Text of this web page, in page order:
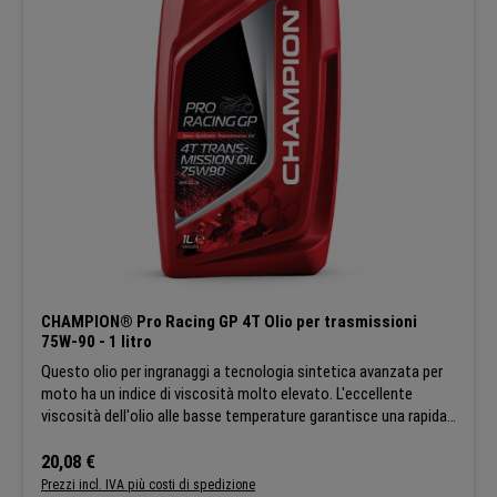
CHAMPION® Pro Racing GP 4T Olio per trasmissioni
75W-90 - 1 litro
Questo olio per ingranaggi a tecnologia sintetica avanzata per
moto ha un indice di viscosità molto elevato. L'eccellente
viscosità dell'olio alle basse temperature garantisce una rapida
degli ingranaggi. APPLICAZIONI:Si tratta di un olio speciale per
ingranaggi con proprietà di pressione estrema. È stato
Prezzo normale:
20,08 €
Prezzi incl. IVA più costi di spedizione